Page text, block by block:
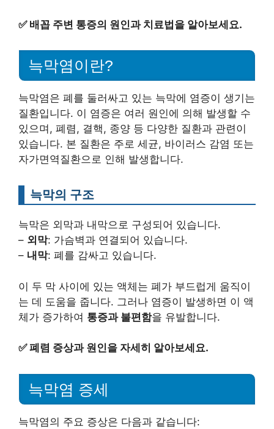
✅ 배꼽 주변 통증의 원인과 치료법을 알아보세요.
늑막염이란?
늑막염은 폐를 둘러싸고 있는 늑막에 염증이 생기는
질환입니다. 이 염증은 여러 원인에 의해 발생할 수
있으며, 폐렴, 결핵, 종양 등 다양한 질환과 관련이
있습니다. 본 질환은 주로 세균, 바이러스 감염 또는
자가면역질환으로 인해 발생합니다.
늑막의 구조
늑막은 외막과 내막으로 구성되어 있습니다.
– 외막: 가슴벽과 연결되어 있습니다.
– 내막: 폐를 감싸고 있습니다.
이 두 막 사이에 있는 액체는 폐가 부드럽게 움직이
는 데 도움을 줍니다. 그러나 염증이 발생하면 이 액
체가 증가하여 통증과 불편함을 유발합니다.
✅폐렴 증상과 원인을 자세히 알아보세요.
늑막염 증세
늑막염의 주요 증상은 다음과 같습니다: